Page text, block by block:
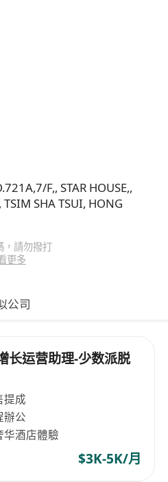
F,, STAR HOUSE,,
TSIM SHA TSUI, HONG
，請勿撥打
更多
公司
长运营助理-少数派脱
提成
辦公
华酒店體驗
$3K-5K/月